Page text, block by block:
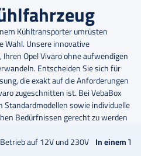
Kühltransporter umrüsten
Wahl. Unsere innovative
Opel Vivaro ohne aufwendigen
Entscheiden Sie sich für
die exakt auf die Anforderungen
zugeschnitten ist. Bei VebaBox
sowie individuelle
Bedürfnissen gerecht zu werden
Betrieb auf 12V und 230V In einem